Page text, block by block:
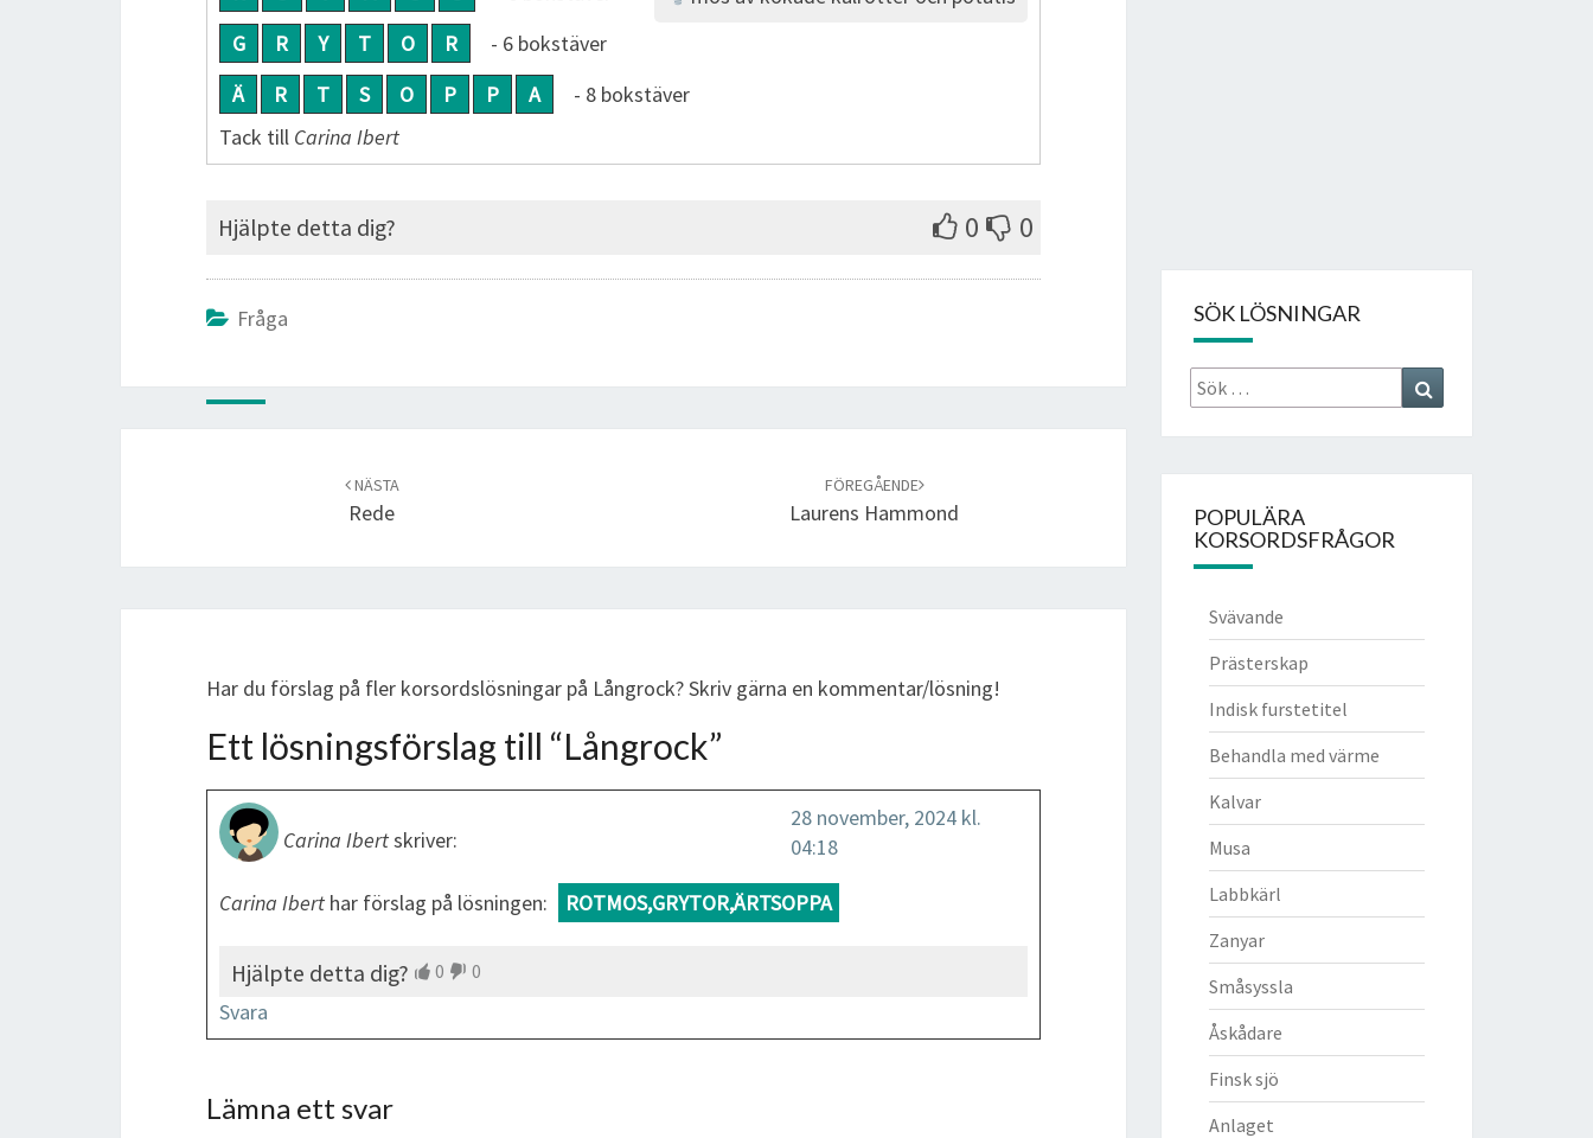
G
R Y T O R
- 6 bokstäver
Ä
R T S O P P A
- 8 bokstäver
Tack till Carina Ibert
Hjälpte detta dig? 0 0
Fråga
NÄSTA
Rede
FÖREGÅENDE
Laurens Hammond
Har du förslag på fler korsordslösningar på Långrock? Skriv gärna en kommentar/lösning!
Ett lösningsförslag till “Långrock”
Carina Ibertskriver:
28 november, 2024 kl.
04:18
Carina Ibert har förslag på lösningen: ROTMOS,GRYTOR,ÄRTSOPPA
Hjälpte detta dig? 0 0
Svara
Lämna ett svar
SÖK LÖSNINGAR
Sök
efter:
POPULÄRA
KORSORDSFRÅGOR
Svävande
Prästerskap
Indisk furstetitel
Behandla med värme
Kalvar
Musa
Labbkärl
Zanyar
Småsyssla
Åskådare
Finsk sjö
Anlaget